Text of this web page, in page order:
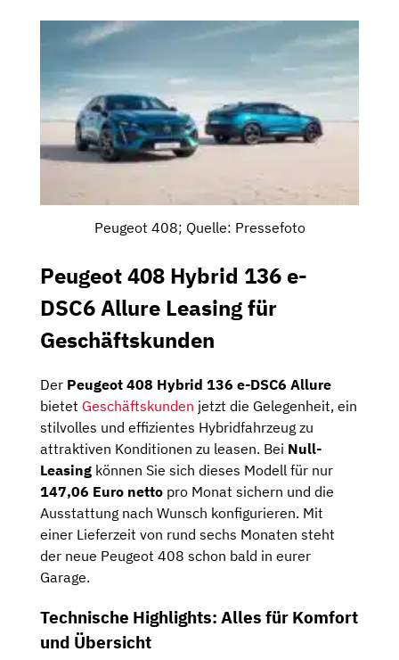
Peugeot 408; Quelle: Pressefoto
Peugeot 408 Hybrid 136 e-
DSC6 Allure Leasing für
Geschäftskunden
Der Peugeot 408 Hybrid 136 e-DSC6 Allure
bietet Geschäftskunden jetzt die Gelegenheit, ein
stilvolles und effizientes Hybridfahrzeug zu
attraktiven Konditionen zu leasen. Bei Null-
Leasing können Sie sich dieses Modell für nur
147,06 Euro netto pro Monat sichern und die
Ausstattung nach Wunsch konfigurieren. Mit
einer Lieferzeit von rund sechs Monaten steht
der neue Peugeot 408 schon bald in eurer
Garage.
Technische Highlights: Alles für Komfort
und Übersicht